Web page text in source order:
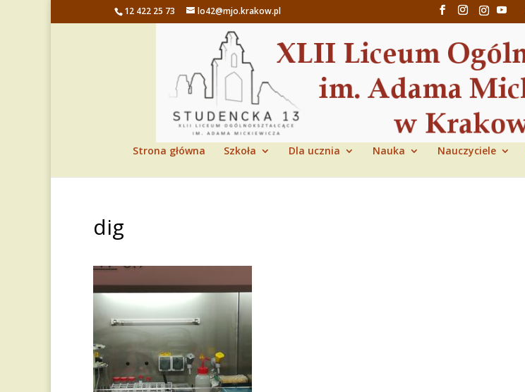
12 422 25 73 lo42@mjo.krakow.pl
Strona główna Szkoła Dla ucznia Nauka Nauczyciele
dig